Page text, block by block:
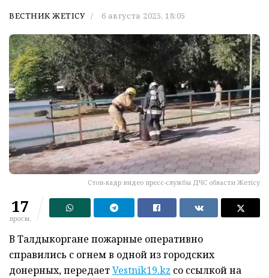
ВЕСТНИК ЖЕТІСУ 6 августа 2025, 18:05
Стоп-кадр видео пресс-службы ДЧС области Жетiсу
17
просм.
В Талдыкоргане пожарные оперативно
справились с огнем в одной из городских
донерных, передаетVestnik19.kz со ссылкой на